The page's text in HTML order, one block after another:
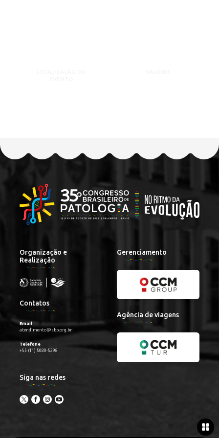
Organização e
Realização
Contatos
Email
atendimento@sbp.org.br
Telefone
+55 (11) 5080-5298
Siga nas redes
Gerenciamento
Agência de viagens